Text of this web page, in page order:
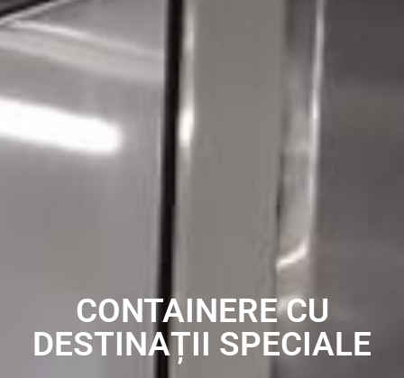
CONTAINERE CU
DESTINAȚII SPECIALE